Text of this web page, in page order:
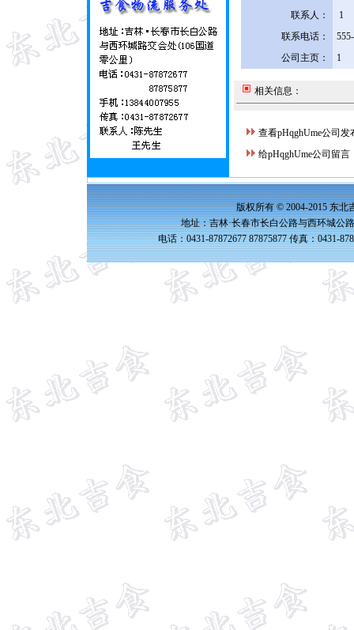
联系人：
1
联系电话：
公司主页：
1
相关信息：
查看pHqghUme公司发
给pHqghUme公司留言
版权所有 © 2004-2015 东北
地址：吉林·长春市长白公路与西环城公
电话：0431-87872677 87875877 传真：0431-